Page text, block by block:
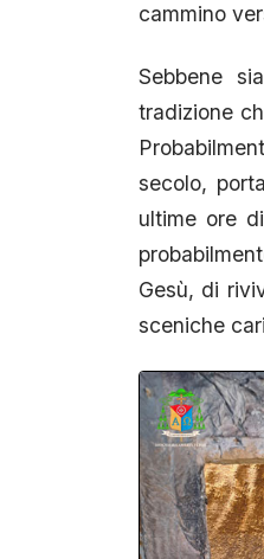
cammino
Sebbene
tradizione
secolo,
ultime ore
Gesù, di
sceniche